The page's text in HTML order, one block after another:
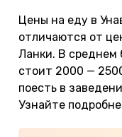
Цены на еду в
отличаются от
Ланки. В среднем
стоит 2000 —
поесть в
Узнайте